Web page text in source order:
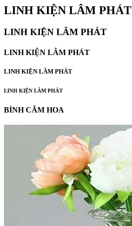
LINH KIỆN LÂM PHÁT
LINH KIỆN LÂM PHÁT
LINH KIỆN LÂM PHÁT
LINH KIỆN LÂM PHÁT
LINH KIỆN LÂM PHÁT
BÌNH CẮM HOA